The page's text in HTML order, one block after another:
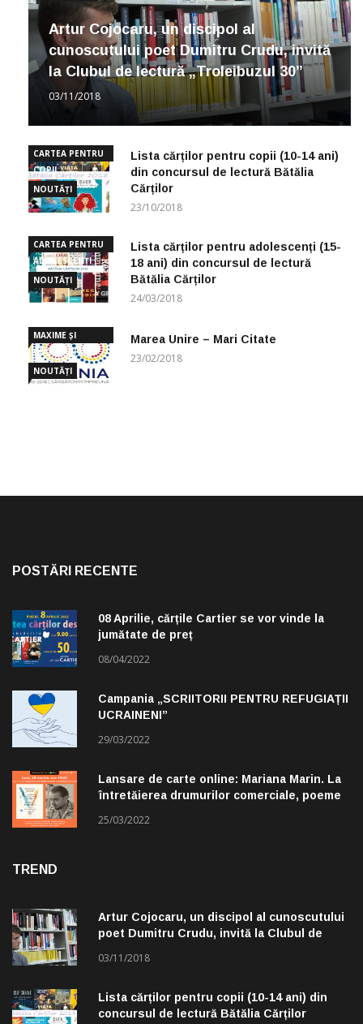
Artur Cojocaru, un discipol al
cunoscutului poet Dumitru Crudu, invită
la Clubul de lectură „Troleibuzul 30”
03/11/2018
CARTEA PENTRU
COPII
NOUTĂȚI
Lista cărților pentru copii (10-14 ani)
din concursul de lectură Bătălia
Cărților
23/10/2018
CARTEA PENTRU
ADOLESCENȚI
NOUTĂȚI
Lista cărților pentru adolescenți (15-
18 ani) din concursul de lectură
Bătălia Cărților
24/03/2018
MAXIME ȘI
CUGETĂRI
NOUTĂȚI
Marea Unire – Mari Citate
23/02/2018
POSTĂRI RECENTE
08 Aprilie, cărțile Cartier se vor vinde la
jumătate de preț
08/04/2022
Campania „SCRIITORII PENTRU REFUGIAȚII
UCRAINENI”
29/03/2022
Lansare de carte online: Mariana Marin. La
întretăierea drumurilor comerciale, poeme
25/03/2022
TREND
Artur Cojocaru, un discipol al cunoscutului
poet Dumitru Crudu, invită la Clubul de
03/11/2018
Lista cărților pentru copii (10-14 ani) din
concursul de lectură Bătălia Cărților